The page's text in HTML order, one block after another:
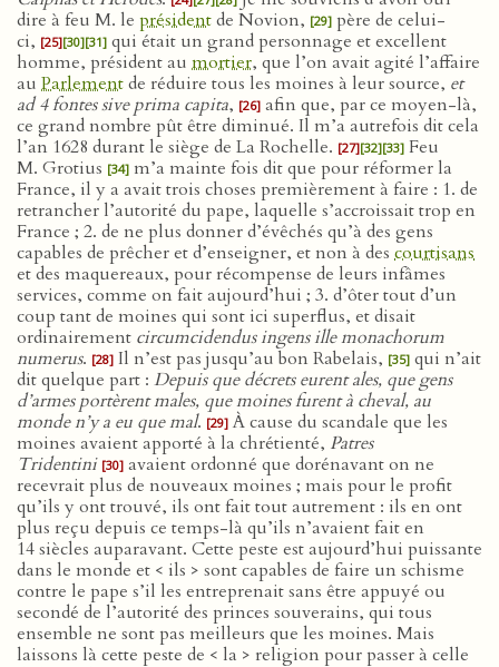
dire à feu M. le présidentde Novion, [29] père de celui-
ci, [25][30][31] qui était un grand personnage et excellent
homme, président au mortier, que l’on avait agité l’affaire
au Parlementde réduire tous les moines à leur source, et
ad 4 fontes sive prima capita, [26] afin que, par ce moyen-là,
ce grand nombre pût être diminué. Il m’a autrefois dit cela
l’an 1628 durant le siège de La Rochelle. [27][32][33] Feu
M. Grotius [34] m’a mainte fois dit que pour réformer la
France, il y a avait trois choses premièrement à faire : 1. de
retrancher l’autorité du pape, laquelle s’accroissait trop en
France ; 2. de ne plus donner d’évêchés qu’à des gens
capables de prêcher et d’enseigner, et non à des courtisans
et des maquereaux, pour récompense de leurs infâmes
services, comme on fait aujourd’hui ; 3. d’ôter tout d’un
coup tant de moines qui sont ici superflus, et disait
ordinairement circumcidendus ingens ille monachorum
numerus. [28] Il n’est pas jusqu’au bon Rabelais, [35] qui n’ait
dit quelque part : Depuis que décrets eurent ales, que gens
d’armes portèrent males, que moines furent à cheval, au
monde n’y a eu que mal. [29] À cause du scandale que les
moines avaient apporté à la chrétienté, Patres
Tridentini [30] avaient ordonné que dorénavant on ne
recevrait plus de nouveaux moines ; mais pour le profit
qu’ils y ont trouvé, ils ont fait tout autrement : ils en ont
plus reçu depuis ce temps-là qu’ils n’avaient fait en
14 siècles auparavant. Cette peste est aujourd’hui puissante
dans le monde et < ils > sont capables de faire un schisme
contre le pape s’il les entreprenait sans être appuyé ou
secondé de l’autorité des princes souverains, qui tous
ensemble ne sont pas meilleurs que les moines. Mais
laissons là cette peste de < la > religion pour passer à celle